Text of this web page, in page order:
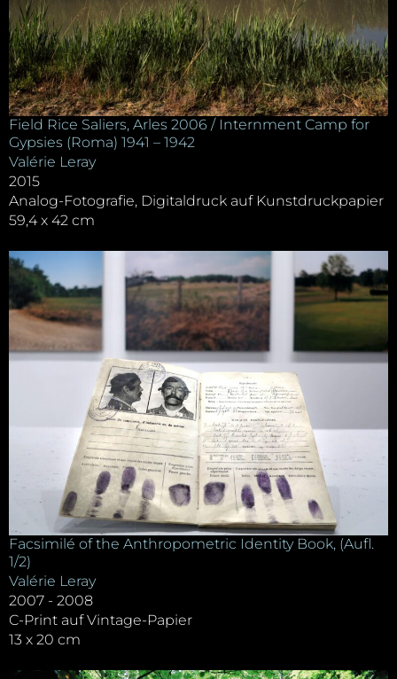
Field Rice Saliers, Arles 2006 / Internment Camp for
Gypsies (Roma) 1941 – 1942
Valérie Leray
2015
Analog-Fotografie, Digitaldruck auf Kunstdruckpapier
59,4 x 42 cm
Facsimilé of the Anthropometric Identity Book, (Aufl.
1/2)
Valérie Leray
2007 - 2008
C-Print auf Vintage-Papier
13 x 20 cm